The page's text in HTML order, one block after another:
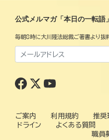
公式メルマガ「本日の一転語」
毎朝8時に大川隆法総裁ご著書より抜
ご案内 利用規約 推奨
ドライン
よくある質問
職員